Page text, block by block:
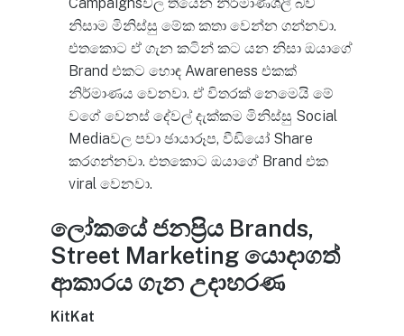
නිසාම මිනිස්සු මේක කතා වෙන්න ගන්නවා.
එතකොට ඒ ගැන කටින් කට යන නිසා ඔයාගේ
Brand එකට හොඳ Awareness එකක්
නිර්මාණය වෙනවා. ඒ විතරක් නෙමෙයි මේ
වගේ වෙනස් දේවල් දැක්කම මිනිස්සු Social
Mediaවල පවා ඡායාරූප, වීඩියෝ Share
කරගන්නවා. එතකොට ඔයාගේ Brand එක
viral වෙනවා.
ලෝකයේ ජනප්‍රිය Brands,
Street Marketing යොදාගත්
ආකාරය ගැන උදාහරණ
KitKat